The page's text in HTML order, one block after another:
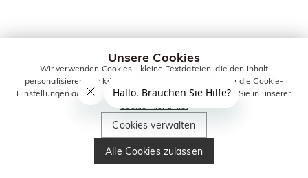
Unsere Cookies
Wir verwenden Cookies - kleine Textdateien, die den Inhalt
personalisieren. Sie können alle Cookies zulassen oder die Cookie-
Einstellungen anpassen. Weitere Informationen erhalten Sie in unserer
Cookie-Richtlinie.
Cookies verwalten
Alle Cookies zulassen